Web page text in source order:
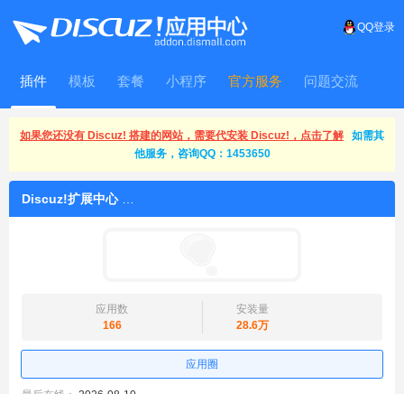
QQ登录
插件 模板 套餐 小程序 官方服务 问题交流
WitFrame
如果您还没有 Discuz! 搭建的网站，需要代安装 Discuz!，点击了解
如需其
他服务，咨询QQ：1453650
Discuz!扩展中心
应用数
166
安装量
28.6万
应用圈